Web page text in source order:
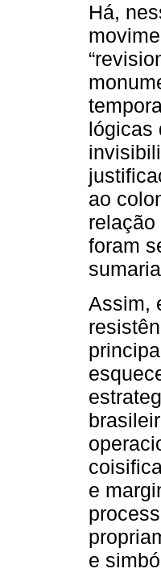
Há,
lógicas
ao
foram
Assim,
e
e